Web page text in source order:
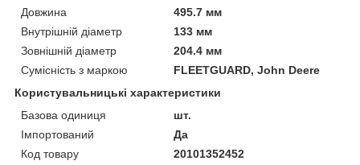
Довжина
495.7 мм
Внутрішній діаметр
133 мм
Зовнішній діаметр
204.4 мм
Сумісність з маркою
FLEETGUARD, John Deere
Користувальницькі характеристики
Базова одиниця
шт.
Імпортований
Да
Код товару
20101352452